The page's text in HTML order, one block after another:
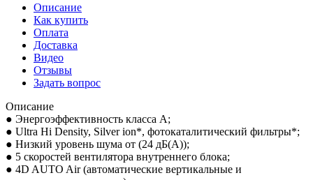
Описание
Как купить
Оплата
Доставка
Видео
Отзывы
Задать вопрос
Описание
● Энергоэффективность класса А;
● Ultra Hi Density, Silver ion*, фотокаталитический фильтры*;
● Низкий уровень шума от (24 дБ(А));
● 5 скоростей вентилятора внутреннего блока;
● 4D AUTO Air (автоматические вертикальные и